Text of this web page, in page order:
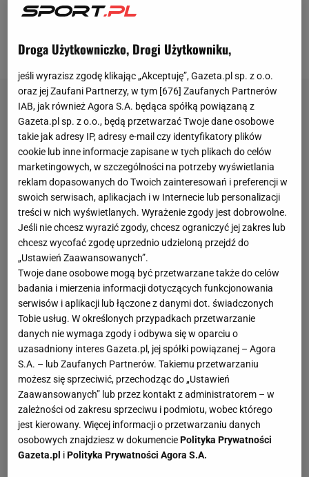
Przepraszam. Tutaj przed nami poderwali się
siatce!".
Droga Użytkowniczko, Drogi Użytkowniku,
jeśli wyrazisz zgodę klikając „Akceptuję”, Gazeta.pl sp. z o.o.
oraz jej Zaufani Partnerzy, w tym [676] Zaufanych Partnerów
IAB, jak również Agora S.A. będąca spółką powiązaną z
Gazeta.pl sp. z o.o., będą przetwarzać Twoje dane osobowe
takie jak adresy IP, adresy e-mail czy identyfikatory plików
cookie lub inne informacje zapisane w tych plikach do celów
marketingowych, w szczególności na potrzeby wyświetlania
reklam dopasowanych do Twoich zainteresowań i preferencji w
swoich serwisach, aplikacjach i w Internecie lub personalizacji
treści w nich wyświetlanych. Wyrażenie zgody jest dobrowolne.
Jeśli nie chcesz wyrazić zgody, chcesz ograniczyć jej zakres lub
chcesz wycofać zgodę uprzednio udzieloną przejdź do
„Ustawień Zaawansowanych”.
Twoje dane osobowe mogą być przetwarzane także do celów
badania i mierzenia informacji dotyczących funkcjonowania
serwisów i aplikacji lub łączone z danymi dot. świadczonych
Tobie usług. W określonych przypadkach przetwarzanie
danych nie wymaga zgody i odbywa się w oparciu o
uzasadniony interes Gazeta.pl, jej spółki powiązanej – Agora
S.A. – lub Zaufanych Partnerów. Takiemu przetwarzaniu
możesz się sprzeciwić, przechodząc do „Ustawień
Zaawansowanych” lub przez kontakt z administratorem – w
zależności od zakresu sprzeciwu i podmiotu, wobec którego
jest kierowany. Więcej informacji o przetwarzaniu danych
osobowych znajdziesz w dokumenciePolityka Prywatności
Gazeta.pl iPolityka Prywatności Agora S.A.